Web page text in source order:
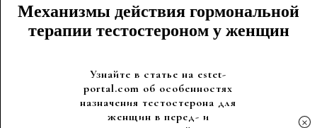
Механизмы действия гормональной
терапии тестостероном у женщин
Узнайте в статье на estet-
portal.com об особенностях
назначения тестостерона для
женщин в перед- и
×